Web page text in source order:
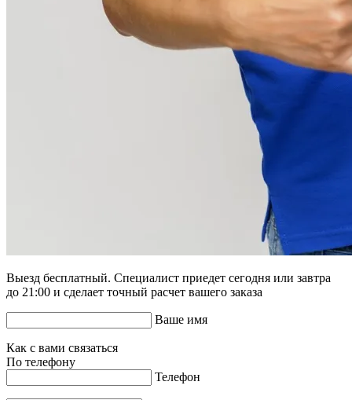
Выезд бесплатный. Специалист приедет сегодня или завтра
до 21:00 и сделает точный расчет вашего заказа
Ваше имя
Как с вами связаться
По телефону
Телефон